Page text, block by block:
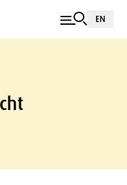
EN